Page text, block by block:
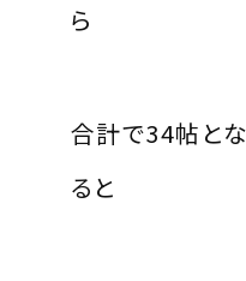
ら
合計で34帖と
ると